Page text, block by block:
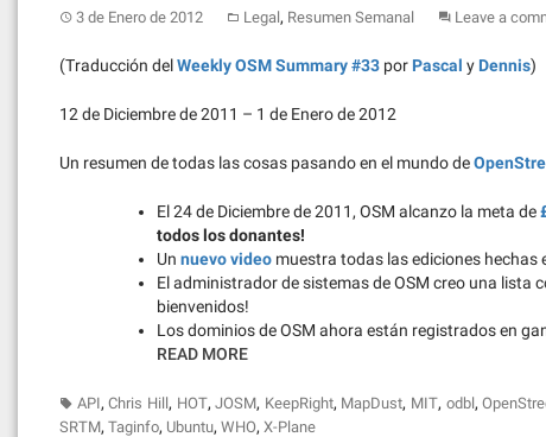
3 de Enero de 2012 Legal, Resumen Semanal Leave a
(Traducción delWeekly OSM Summary #33 por Pascal y Dennis)
12 de Diciembre de 2011 – 1 de Enero de 2012
Un resumen de todas las cosas pasando en el mundo de
El 24 de Diciembre de 2011, OSM alcanzo la meta de
todos los donantes!
Un nuevo video muestra todas las ediciones hechas
El administrador de sistemas de OSM creo una lista
bienvenidos!
Los dominios de OSM ahora están registrados en
READ MORE
API,Chris Hill, HOT,JOSM, KeepRight, MapDust, MIT, odbl,
SRTM, Taginfo, Ubuntu, WHO, X-Plane